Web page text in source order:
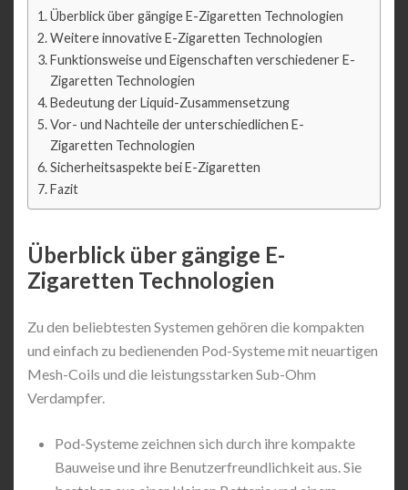
Überblick über gängige E-Zigaretten Technologien
Weitere innovative E-Zigaretten Technologien
Funktionsweise und Eigenschaften verschiedener E-
Zigaretten Technologien
Bedeutung der Liquid-Zusammensetzung
Vor- und Nachteile der unterschiedlichen E-
Zigaretten Technologien
Sicherheitsaspekte bei E-Zigaretten
Fazit
Überblick über gängige E-
Zigaretten Technologien
Zu den beliebtesten Systemen gehören die kompakten
und einfach zu bedienenden Pod-Systeme mit neuartigen
Mesh-Coils und die leistungsstarken Sub-Ohm
Verdampfer.
Pod-Systeme zeichnen sich durch ihre kompakte
Bauweise und ihre Benutzerfreundlichkeit aus. Sie